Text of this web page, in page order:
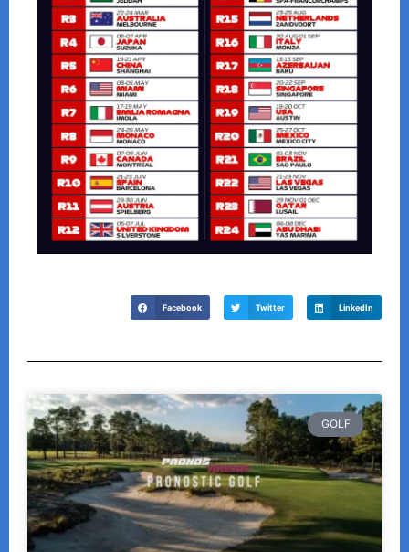
Facebook Twitter LinkedIn
GOLF